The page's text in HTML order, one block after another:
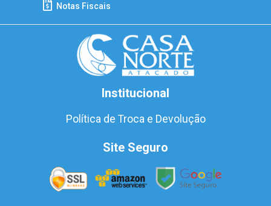
Notas Fiscais
Institucional
Política de Troca e Devolução
Site Seguro